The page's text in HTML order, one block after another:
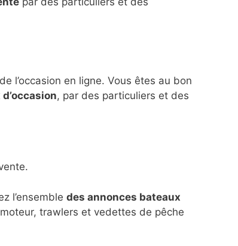
l’occasion en ligne. Vous êtes au bon
, par des particuliers et des
l’ensemble des annonces bateaux
trawlers et vedettes de pêche